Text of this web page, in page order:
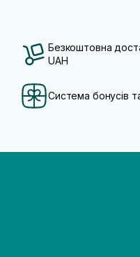
Безкоштовна
UAH
Система бонусів